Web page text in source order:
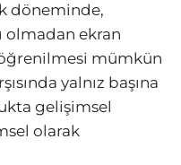
döneminde,
olmadan ekran
mümkün
yalnız başına
gelişimsel
olarak